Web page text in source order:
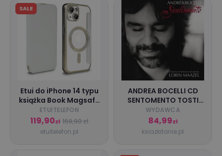
SALE
Etui do iPhone 14 typu
książka Book Magsafe
Lens Protect, z klapką,
tytanowe
ETUITELEFON
119,90zł 169,90 zł
etuitelefon.pl
ANDREA BOCELLI CD
SENTOMENTO TOSTI
MARTINI
WYDAWCA
84,99zł
ksiazkitanie.pl